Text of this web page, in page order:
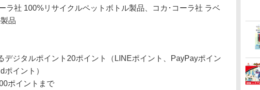
ラ社 100%リサイクルペットボトル製品、コカ･コーラ社 ラベ
品
デジタルポイント20ポイント（LINEポイント、PayPayポイン
ポイント）
ポイントまで